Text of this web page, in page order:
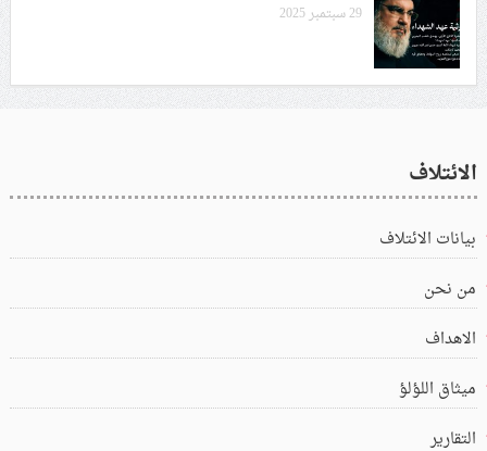
29 سبتمبر 2025
الائتلاف
بيانات الائتلاف
من نحن
الاهداف
ميثاق اللؤلؤ
التقارير